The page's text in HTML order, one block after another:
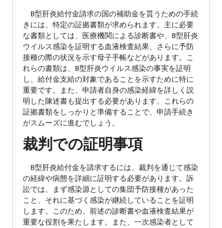
B型肝炎給付金請求の国の補助金を貰うための手続
きには、特定の証拠書類が求められます。主に必要
な書類としては、医療機関による診断書や、B型肝炎
ウイルス感染を証明する血液検査結果、さらに予防
接種の際の状況を示す母子手帳などがあります。こ
れらの書類は、B型肝炎ウイルス感染の事実を証明
し、給付金支給の対象であることを示すために特に
重要です。また、申請者自身の感染経緯を詳しく説
明した陳述書も提出する必要があります。これらの
証拠書類をしっかりと準備することで、申請手続き
がスムーズに進むでしょう。
裁判での証明事項
B型肝炎給付金を請求するには、裁判を通じて感染
の経緯や病態を詳細に証明する必要があります。訴
訟では、まず感染源としての集団予防接種があった
こと、それに基づく感染が継続していることを証明
します。このため、前述の診断書や血液検査結果が
重要な役割を果たします。また、一次感染者として